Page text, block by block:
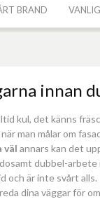
BRAND
innan
kul, det känns
man målar om
väl annars kan det
dubbel-
och är inte svårt
dina väggar för